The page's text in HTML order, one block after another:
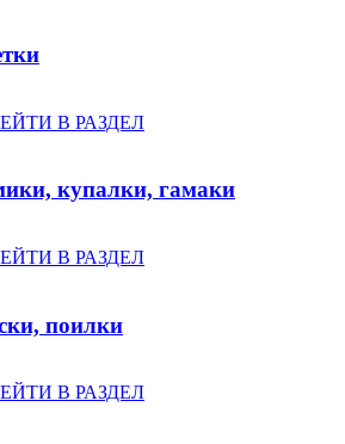
В РАЗДЕЛ
купалки, гамаки
В РАЗДЕЛ
поилки
В РАЗДЕЛ